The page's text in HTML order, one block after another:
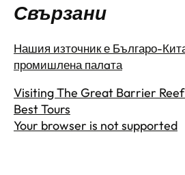
Свързани
Нашия източник е Българо-
промишлена палaта
Visiting The Great Barrier
Best Tours
Your browser is not supported